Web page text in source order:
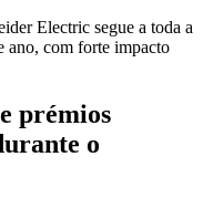
prémios
o